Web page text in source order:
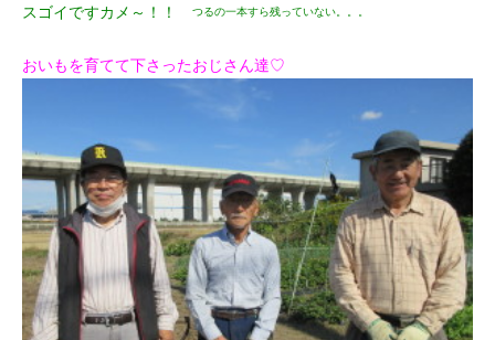
スゴイですカメ～！！ つるの一本すら残っていない。。。
おいもを育てて下さったおじさん達♡